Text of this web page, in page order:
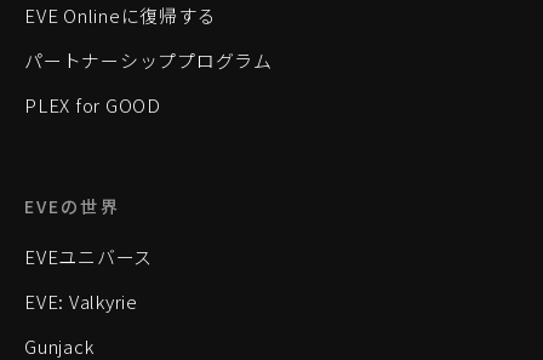
EVE Onlineに復帰する
パートナーシッププログラム
PLEX for GOOD
EVEの世界
EVEユニバース
EVE: Valkyrie
Gunjack